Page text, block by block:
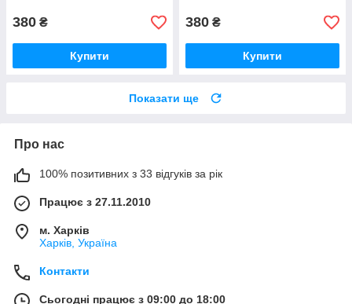
380 ₴
Купити
380 ₴
Купити
Показати ще
Про нас
100% позитивних з 33 відгуків за рік
Працює з 27.11.2010
м. Харків
Харків, Україна
Контакти
Сьогодні працює з 09:00 до 18:00